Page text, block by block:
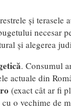
și terasele
necesar
și alegerea
. Consumul
actuale din
(exact cât ar fi
o vechime de